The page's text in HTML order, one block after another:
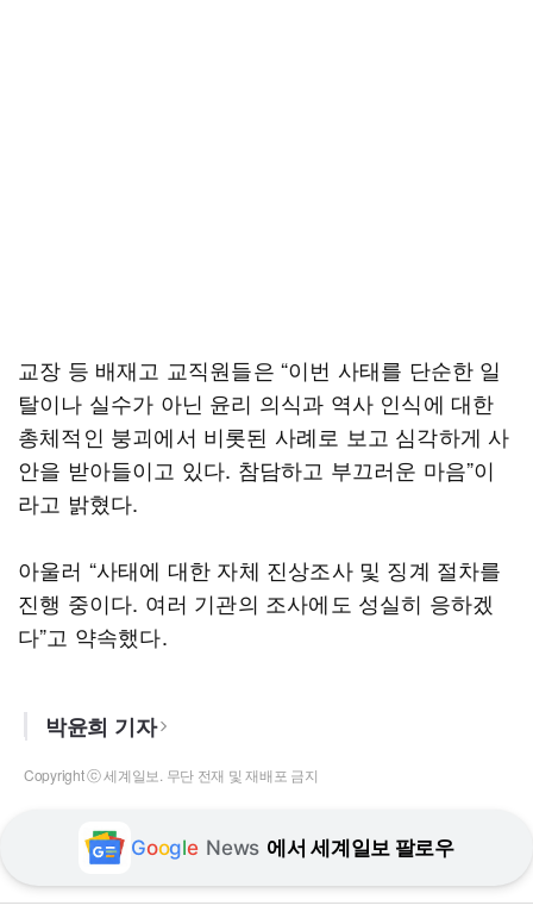
교장 등 배재고 교직원들은 “이번 사태를 단순한 일
탈이나 실수가 아닌 윤리 의식과 역사 인식에 대한
총체적인 붕괴에서 비롯된 사례로 보고 심각하게 사
안을 받아들이고 있다. 참담하고 부끄러운 마음”이
라고 밝혔다.
아울러 “사태에 대한 자체 진상조사 및 징계 절차를
진행 중이다. 여러 기관의 조사에도 성실히 응하겠
다”고 약속했다.
박윤희 기자
Copyright ⓒ 세계일보. 무단 전재 및 재배포 금지
Google News 에서 세계일보 팔로우